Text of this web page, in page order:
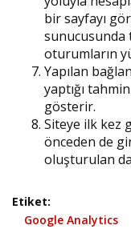
bir sayfayı
oturumların
Yapılan
yaptığı
gösterir.
Siteye ilk kez
önceden de
oluşturulan
Etiket:
Google Analytics